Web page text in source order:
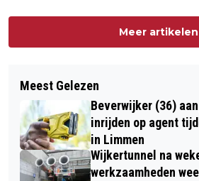
Meer artikelen
Meest Gelezen
Beverwijker (36)
inrijden op agent
in Limmen
Wijkertunnel na
werkzaamheden